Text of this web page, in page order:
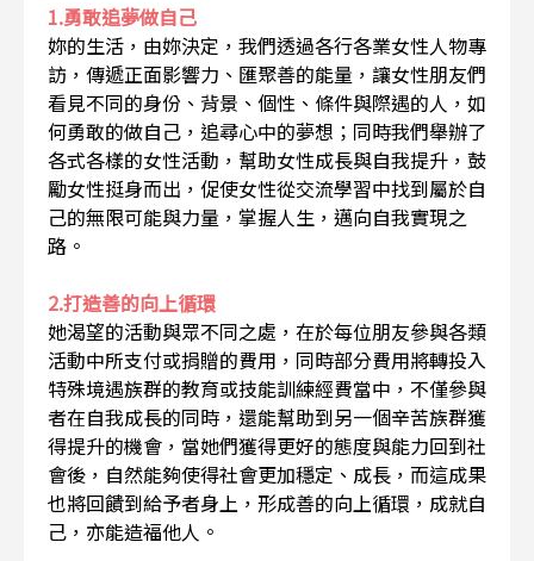
1.勇敢追夢做自己
妳的生活，由妳決定，我們透過各行各業女性人物專
訪，傳遞正面影響力、匯聚善的能量，讓女性朋友們
看見不同的身份、背景、個性、條件與際遇的人，如
何勇敢的做自己，追尋心中的夢想；同時我們舉辦了
各式各樣的女性活動，幫助女性成長與自我提升，鼓
勵女性挺身而出，促使女性從交流學習中找到屬於自
己的無限可能與力量，掌握人生，邁向自我實現之
路。
2.打造善的向上循環
她渴望的活動與眾不同之處，在於每位朋友參與各類
活動中所支付或捐贈的費用，同時部分費用將轉投入
特殊境遇族群的教育或技能訓練經費當中，不僅參與
者在自我成長的同時，還能幫助到另一個辛苦族群獲
得提升的機會，當她們獲得更好的態度與能力回到社
會後，自然能夠使得社會更加穩定、成長，而這成果
也將回饋到給予者身上，形成善的向上循環，成就自
己，亦能造福他人。